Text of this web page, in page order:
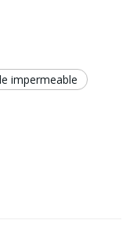
impermeable